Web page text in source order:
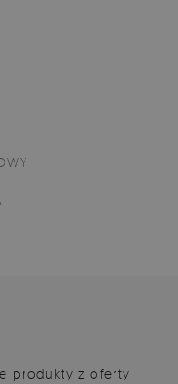
produkty z oferty